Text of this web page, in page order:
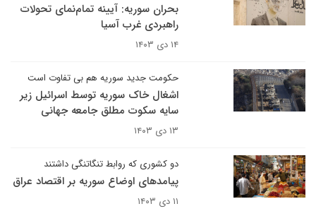
بحران سوریه: آیینه تمام‌نمای تحولات
راهبردی غرب آسیا
۱۴ دی ۱۴۰۳
حکومت جدید سوریه هم بی تفاوت است
اشغال خاک سوریه توسط اسرائیل زیر
سایه سکوت مطلق جامعه جهانی
۱۳ دی ۱۴۰۳
دو کشوری که روابط تنگاتنگی داشتند
پیامدهای اوضاع سوریه بر اقتصاد عراق
۱۱ دی ۱۴۰۳